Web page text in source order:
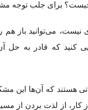
برای جلب توجه
می‌توانید باز هم
که قادر به حل آن
هستند که آن‌ها این
کار، از لذت بردن از